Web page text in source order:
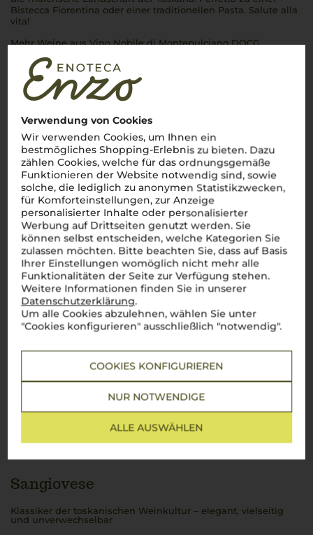
Verwendung von Cookies
Wir verwenden Cookies, um Ihnen ein
bestmögliches Shopping-Erlebnis zu bieten. Dazu
zählen Cookies, welche für das ordnungsgemäße
Funktionieren der Website notwendig sind, sowie
solche, die lediglich zu anonymen Statistikzwecken,
für Komforteinstellungen, zur Anzeige
personalisierter Inhalte oder personalisierter
Werbung auf Drittseiten genutzt werden. Sie
können selbst entscheiden, welche Kategorien Sie
zulassen möchten. Bitte beachten Sie, dass auf Basis
Ihrer Einstellungen womöglich nicht mehr alle
Funktionalitäten der Seite zur Verfügung stehen.
Weitere Informationen finden Sie in unserer
Datenschutzerklärung.
Um alle Cookies abzulehnen, wählen Sie unter
"Cookies konfigurieren" ausschließlich "notwendig".
COOKIES KONFIGURIEREN
NUR NOTWENDIGE
ALLE AUSWÄHLEN
Bistecca Fiorentina oder einer traditionellen Pasta. Salute alla
vita!
Mehr Weine aus Vino Nobile di Montepulciano DOCG
Sangiovese
Klassiker der toskanischen Weinkultur – elegant, vielseitig
und unverwechselbar